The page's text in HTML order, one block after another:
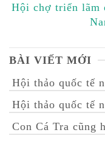
Hội chợ triển lãm
BÀI VIẾT MỚI
Hội thảo quốc tế
Hội thảo quốc tế
Con Cá Tra cũng